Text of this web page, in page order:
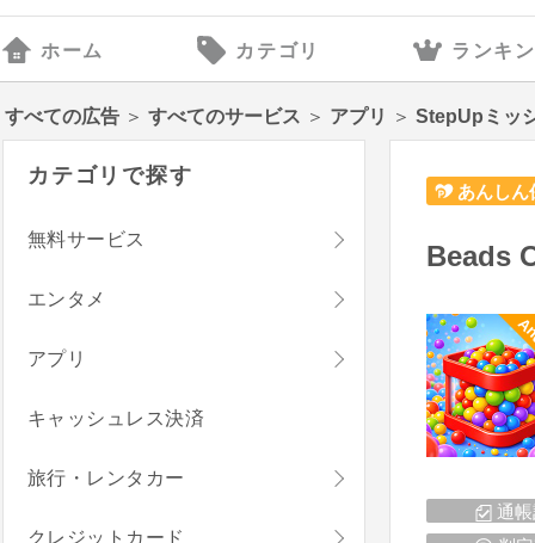
ホーム カテゴリ ランキ
すべての広告 ＞ すべてのサービス ＞ アプリ ＞ StepUpミッ
あんしん
Beads
通
カテゴリで探す
無料サービス
エンタメ
アプリ
キャッシュレス決済
旅行・レンタカー
クレジットカード